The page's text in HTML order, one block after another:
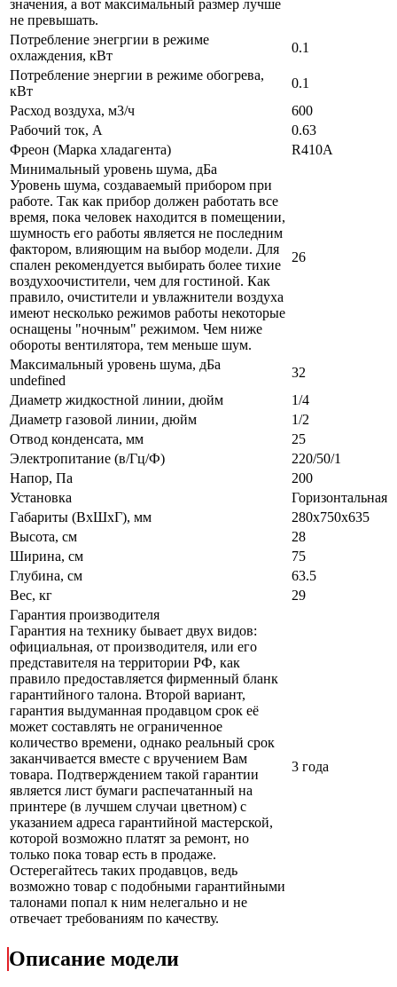
значения, а вот максимальный размер лучше
не превышать.
Потребление энегргии в режиме
охлаждения, кВт
0.1
Потребление энергии в режиме обогрева,
кВт
0.1
Расход воздуха, м3/ч
600
Рабочий ток, А
0.63
Фреон (Марка хладагента)
R410A
Минимальный уровень шума, дБа
Уровень шума, создаваемый прибором при
работе. Так как прибор должен работать все
время, пока человек находится в помещении,
шумность его работы является не последним
фактором, влияющим на выбор модели. Для
спален рекомендуется выбирать более тихие
воздухоочистители, чем для гостиной. Как
правило, очистители и увлажнители воздуха
имеют несколько режимов работы некоторые
оснащены "ночным" режимом. Чем ниже
обороты вентилятора, тем меньше шум.
26
Максимальный уровень шума, дБа
undefined
32
Диаметр жидкостной линии, дюйм
1/4
Диаметр газовой линии, дюйм
1/2
Отвод конденсата, мм
25
Электропитание (в/Гц/Ф)
220/50/1
Напор, Па
200
Установка
Горизонтальная
Габариты (ВxШxГ), мм
280x750x635
Высота, см
28
Ширина, см
75
Глубина, см
63.5
Вес, кг
29
Гарантия производителя
Гарантия на технику бывает двух видов:
официальная, от производителя, или его
представителя на территории РФ, как
правило предоставляется фирменный бланк
гарантийного талона. Второй вариант,
гарантия выдуманная продавцом срок её
может составлять не ограниченное
количество времени, однако реальный срок
заканчивается вместе с вручением Вам
товара. Подтверждением такой гарантии
является лист бумаги распечатанный на
принтере (в лучшем случаи цветном) с
указанием адреса гарантийной мастерской,
которой возможно платят за ремонт, но
только пока товар есть в продаже.
Остерегайтесь таких продавцов, ведь
возможно товар с подобными гарантийными
талонами попал к ним нелегально и не
отвечает требованиям по качеству.
3 года
Описание модели